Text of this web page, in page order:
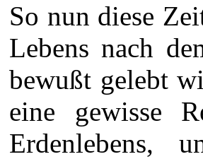
So nun diese
Lebens nach
bewußt gelebt
eine gewisse
Erdenlebens,